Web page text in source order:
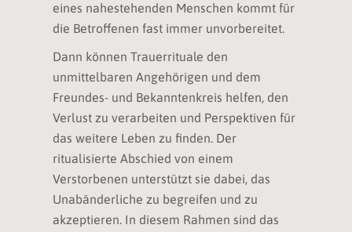
eines nahestehenden Menschen kommt für
die Betroffenen fast immer unvorbereitet.
Dann können Trauerrituale den
unmittelbaren Angehörigen und dem
Freundes- und Bekanntenkreis helfen, den
Verlust zu verarbeiten und Perspektiven für
das weitere Leben zu finden. Der
ritualisierte Abschied von einem
Verstorbenen unterstützt sie dabei, das
Unabänderliche zu begreifen und zu
akzeptieren. In diesem Rahmen sind das